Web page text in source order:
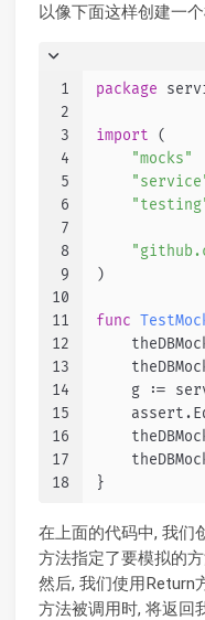
以像下面这样创建一
1
2
3
4
5
6
7
8
9
10
11
12
13
14
15
16
17
18
package
import (
"mocks"
)
func
g :=
}
在上面的代码中, 我们
方法指定了要模拟的
然后, 我们使用Return
方法被调用时, 将返回